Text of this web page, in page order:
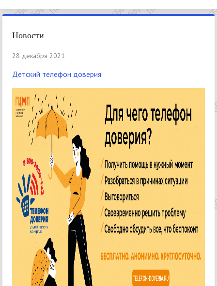
Новости
28 декабря 2021
Детский телефон доверия